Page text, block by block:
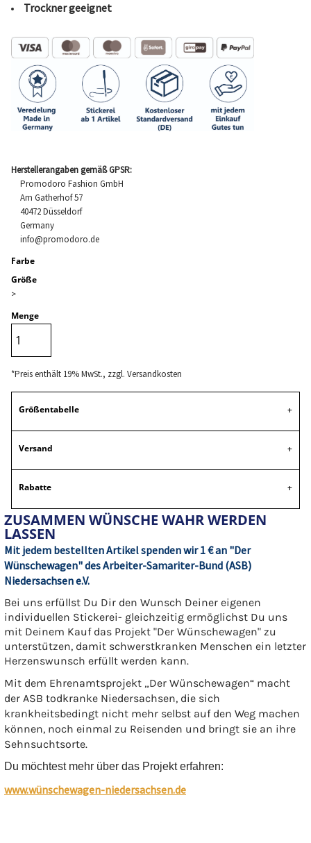
Trockner geeignet
Herstellerangaben gemäß GPSR:
Promodoro Fashion GmbH
Am Gatherhof 57
40472 Düsseldorf
Germany
info@promodoro.de
Farbe
Größe
>
Menge
*Preis enthält 19% MwSt., zzgl. Versandkosten
Größentabelle
Versand
Rabatte
ZUSAMMEN WÜNSCHE WAHR WERDEN
LASSEN
Mit jedem bestellten Artikel spenden wir 1 € an "Der
Wünschewagen" des Arbeiter-Samariter-Bund (ASB)
Niedersachsen e.V.
Bei uns erfüllst Du Dir den Wunsch Deiner eigenen
individuellen Stickerei- gleichzeitig ermöglichst Du uns
mit Deinem Kauf das Projekt "Der Wünschewagen" zu
unterstützen, damit schwerstkranken Menschen ein letzter
Herzenswunsch erfüllt werden kann.
Mit dem Ehrenamtsprojekt „Der Wünschewagen“ macht
der ASB todkranke Niedersachsen, die sich
krankheitsbedingt nicht mehr selbst auf den Weg machen
können, noch einmal zu Reisenden und bringt sie an ihre
Sehnsuchtsorte.
Du möchtest mehr über das Projekt erfahren:
www.wünschewagen-niedersachsen.de